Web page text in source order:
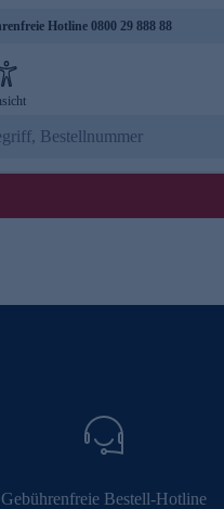
Hotline 0800 29 888 88
Gebührenfreie Bestell-Hotline